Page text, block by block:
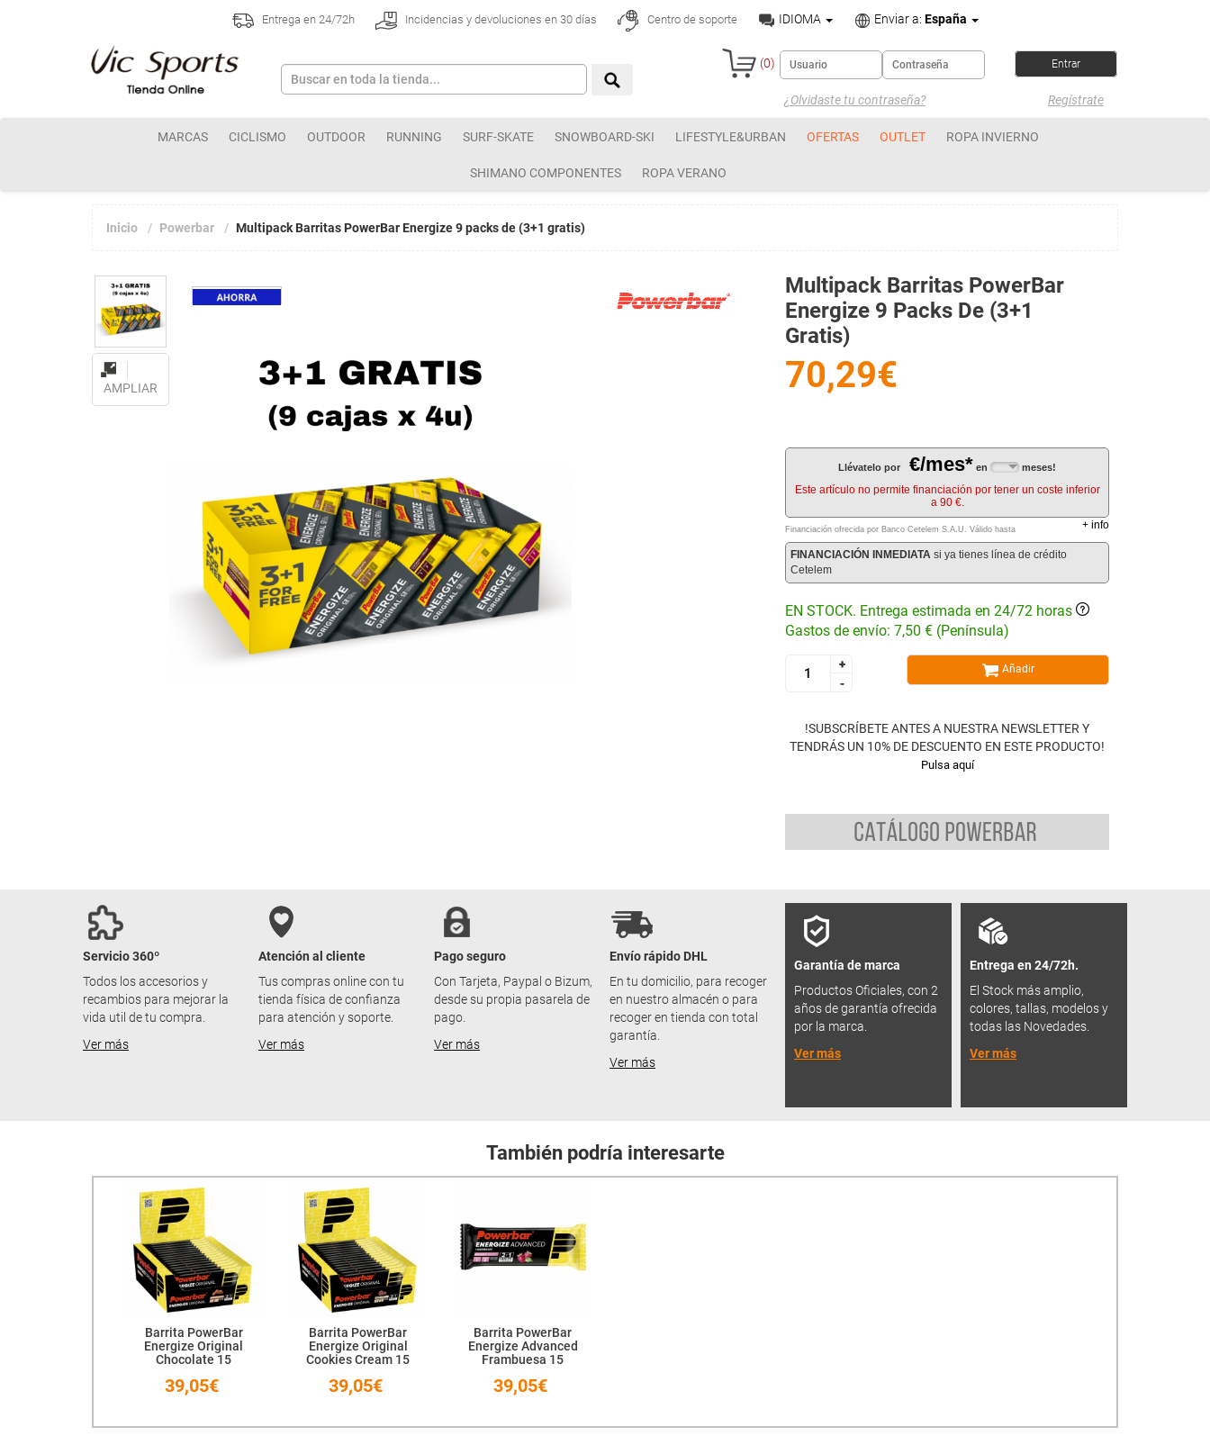
Entrega en 24/72h Incidencias y devoluciones en 30 días Centro de soporte IDIOMA Enviar a: España
(0)
¿Olvidaste tu contraseña? Regístrate
MARCAS CICLISMO OUTDOOR RUNNING SURF-SKATE SNOWBOARD-SKI LIFESTYLE&URBAN OFERTAS OUTLET ROPA INVIERNO
SHIMANO COMPONENTES ROPA VERANO
Inicio Powerbar Multipack Barritas PowerBar Energize 9 packs de (3+1 gratis)
AMPLIAR
Multipack Barritas PowerBar
Energize 9 Packs De (3+1
Gratis)
70,29€
Llévatelo por €/mes* en meses!
Este artículo no permite financiación por tener un coste inferior
a 90 €.
Financiación ofrecida por Banco Cetelem S.A.U. Válido hasta + info
FINANCIACIÓN INMEDIATA si ya tienes línea de crédito
Cetelem
EN STOCK. Entrega estimada en 24/72 horas
Gastos de envío: 7,50 € (Península)
+
-
+
-
Añadir
!SUBSCRÍBETE ANTES A NUESTRA NEWSLETTER Y
TENDRÁS UN 10% DE DESCUENTO EN ESTE PRODUCTO!
Pulsa aquí
Servicio 360º
Todos los accesorios y
recambios para mejorar la
vida util de tu compra.
Ver más
Atención al cliente
Tus compras online con tu
tienda física de confianza
para atención y soporte.
Ver más
Pago seguro
Con Tarjeta, Paypal o Bizum,
desde su propia pasarela de
pago.
Ver más
Envío rápido DHL
En tu domicilio, para recoger
en nuestro almacén o para
recoger en tienda con total
garantía.
Ver más
Garantía de marca
Productos Oficiales, con 2
años de garantía ofrecida
por la marca.
Ver más
Entrega en 24/72h.
El Stock más amplio,
colores, tallas, modelos y
todas las Novedades.
Ver más
También podría interesarte
Barrita PowerBar
Energize Original
Chocolate 15
39,05€
Barrita PowerBar
Energize Original
Cookies Cream 15
39,05€
Barrita PowerBar
Energize Advanced
Frambuesa 15
39,05€